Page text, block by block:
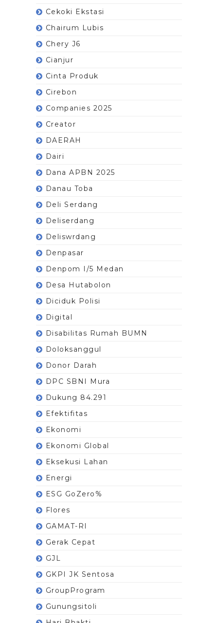
Cekoki Ekstasi
Chairum Lubis
Chery J6
Cianjur
Cinta Produk
Cirebon
Companies 2025
Creator
DAERAH
Dairi
Dana APBN 2025
Danau Toba
Deli Serdang
Deliserdang
Deliswrdang
Denpasar
Denpom I/5 Medan
Desa Hutabolon
Diciduk Polisi
Digital
Disabilitas Rumah BUMN
Doloksanggul
Donor Darah
DPC SBNI Mura
Dukung 84.291
Efektifitas
Ekonomi
Ekonomi Global
Eksekusi Lahan
Energi
ESG GoZero%
Flores
GAMAT-RI
Gerak Cepat
GJL
GKPI JK Sentosa
GroupProgram
Gunungsitoli